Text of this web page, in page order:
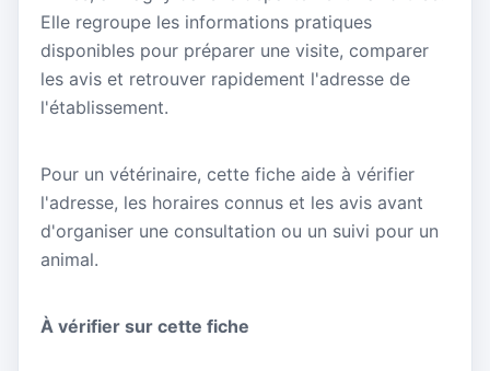
Elle regroupe les informations pratiques
disponibles pour préparer une visite, comparer
les avis et retrouver rapidement l'adresse de
l'établissement.
Pour un vétérinaire, cette fiche aide à vérifier
l'adresse, les horaires connus et les avis avant
d'organiser une consultation ou un suivi pour un
animal.
À vérifier sur cette fiche